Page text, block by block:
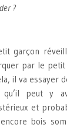
?
garçon
par le
il va essayer
peut y
et
bois